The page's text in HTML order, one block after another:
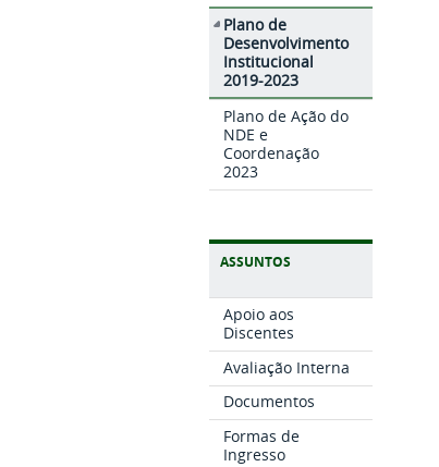
Plano de
Desenvolvimento
Institucional
2019-2023
Plano de Ação do
NDE e
Coordenação
2023
ASSUNTOS
Apoio aos
Discentes
Avaliação Interna
Documentos
Formas de
Ingresso